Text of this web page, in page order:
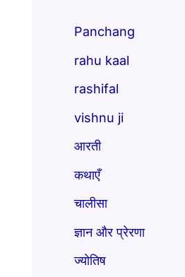
Panchang
rahu kaal
rashifal
vishnu ji
आरती
कथाएँ
चालीसा
ज्ञान और प्रेरणा
ज्योतिष